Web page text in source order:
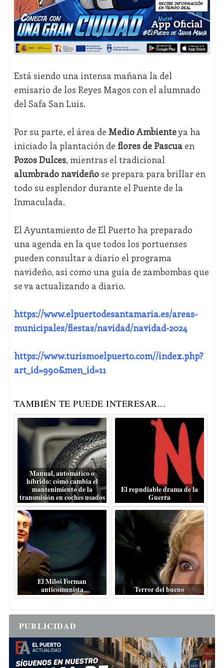
Está siendo una intensa mañana la del
emisario de los Reyes Magos con el alumnado
del Safa San Luis.
Por su parte, el área de Medio Ambienteya ha
iniciado la plantación de flores de Pascuaen
Pozos Dulces, mientras el tradicional
alumbrado navideñose prepara para brillar en
todo su esplendor durante el Puente de la
Inmaculada.
El Ayuntamiento de El Puerto ha preparado
una agenda en la que todos los portuenses
pueden consultar a diario el programa
navideño, así como una guía de zambombas que
se va actualizando a diario.
https://www.elpuertodesantamaria.es/areas-
municipales/fiestas/navidad/navidad-2024
https://www.turismoelpuerto.com//index.php?
art_id=990&men_id=11
TAMBIÉN TE PUEDE INTERESAR...
Manual, automático o
híbrido: cómo cambia el
mantenimiento de la
transmisión en coches usados
El repudiable drama de la
Guerra
El Miloš Forman
anticomunista
Terror del bueno
PUBLICIDAD